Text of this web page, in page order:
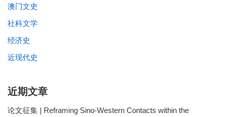
澳门文史
社科文学
经济史
近现代史
近期文章
论文征集 | Reframing Sino-Western Contacts within the